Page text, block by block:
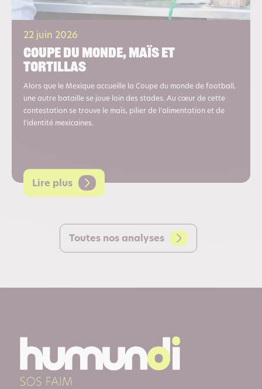
22 juin 2026
Coupe du monde, maïs et
tortillas
Alors que le Mexique accueille la Coupe du monde de football,
une autre bataille se joue loin des stades. Au cœur de cette
contestation se trouve le maïs, pilier de l’alimentation et de
l’identité mexicaines.
Lire plus
Toutes nos analyses